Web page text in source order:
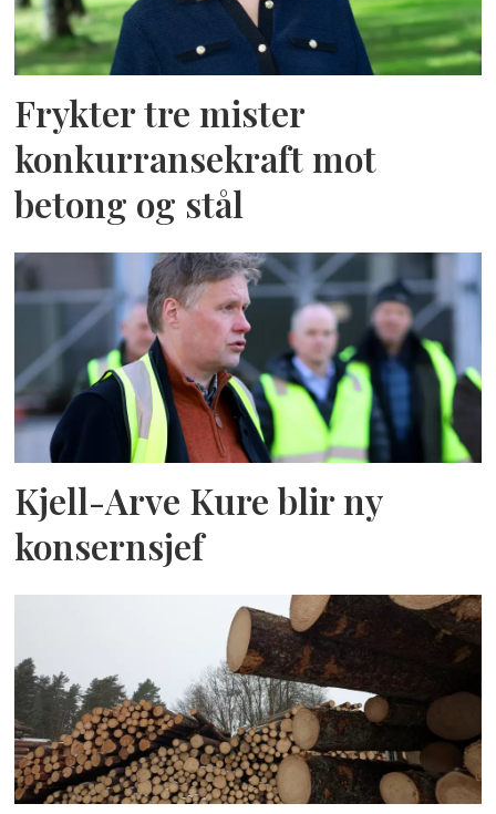
Frykter tre mister
konkurransekraft mot
betong og stål
Kjell-Arve Kure blir ny
konsernsjef